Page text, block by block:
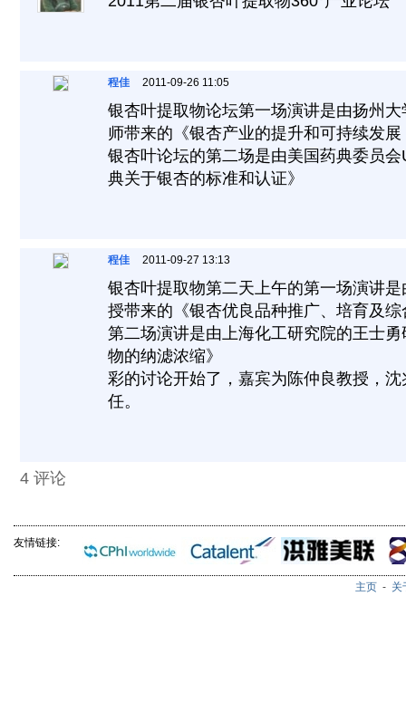
程佳 2011-09-26 11:05
银杏叶提取物论坛第一场演讲是由扬州
师带来的《银杏产业的提升和可持续发展
银杏叶论坛的第二场是由美国药典委员
典关于银杏的标准和认证》
程佳 2011-09-27 13:13
银杏叶提取物第二天上午的第一场演讲
授带来的《银杏优良品种推广、培育及
第二场演讲是由上海化工研究院的王士
物的纳滤浓缩》
彩的讨论开始了，嘉宾为陈仲良教授，
任。
4 评论
友情链接:
主页 - 关